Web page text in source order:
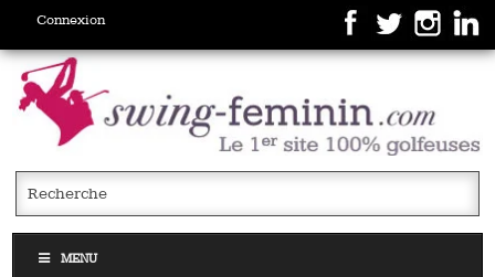
Connexion
MENU